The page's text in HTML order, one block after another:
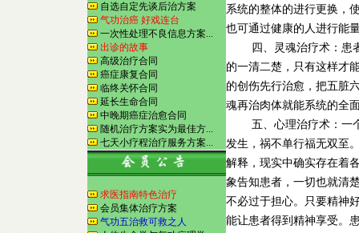
自选自定先谈后治方案
气功治癌 好戏连台
一次性处理不良信息方案...
出诊的故事
高级治疗合同
癌症康复合同
临终关怀合同
延长生命合同
中晚期癌症治愈合同
随机治疗方案实为最佳方...
七天小疗程治疗服务方案...
求医指南特色治疗
会员集体治疗方案
气功五治救可救之人
系统的整体的进行更换，
也可通过健康的人进行能
四、灵魂治疗术：患者
的一清二楚，只有这样才
的创伤先行治愈，把五脏
魂再治肉体就能系统的全
五、心理治疗术：一个
发生，祸不单行福无双至
解释，现实中确实存在着
象告知患者，一切也就清
不必过于担心。只要精神
能让患者得到精神享受。